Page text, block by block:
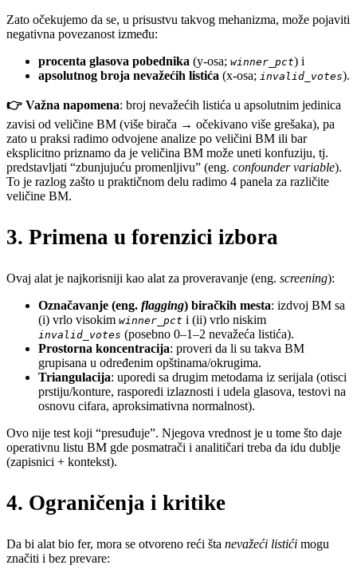
Zato očekujemo da se, u prisustvu takvog mehanizma, može pojaviti
negativna povezanost između:
procenta glasova pobednika (y-osa; winner_pct) i
apsolutnog broja nevažećih listića (x-osa; invalid_votes).
👉 Važna napomena: broj nevažećih listića u apsolutnim jedinica
zavisi od veličine BM (više birača → očekivano više grešaka), pa
zato u praksi radimo odvojene analize po veličini BM ili bar
eksplicitno priznamo da je veličina BM može uneti konfuziju, tj.
predstavljati “zbunjujuću promenljivu” (eng. confounder variable).
To je razlog zašto u praktičnom delu radimo 4 panela za različite
veličine BM.
3. Primena u forenzici izbora
Ovaj alat je najkorisniji kao alat za proveravanje (eng. screening):
Označavanje (eng. flagging) biračkih mesta: izdvoj BM sa
(i) vrlo visokim winner_pct i (ii) vrlo niskim
invalid_votes (posebno 0–1–2 nevažeća listića).
Prostorna koncentracija: proveri da li su takva BM
grupisana u određenim opštinama/okrugima.
Triangulacija: uporedi sa drugim metodama iz serijala (otisci
prstiju/konture, rasporedi izlaznosti i udela glasova, testovi na
osnovu cifara, aproksimativna normalnost).
Ovo nije test koji “presuđuje”. Njegova vrednost je u tome što daje
operativnu listu BM gde posmatrači i analitičari treba da idu dublje
(zapisnici + kontekst).
4. Ograničenja i kritike
Da bi alat bio fer, mora se otvoreno reći šta nevažeći listići mogu
značiti i bez prevare: